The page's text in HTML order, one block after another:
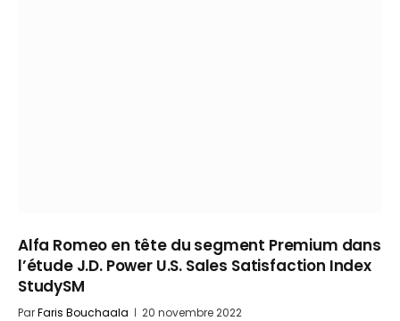
Alfa Romeo en tête du segment Premium dans
l’étude J.D. Power U.S. Sales Satisfaction Index
StudySM
ParFaris Bouchaala 20 novembre 2022